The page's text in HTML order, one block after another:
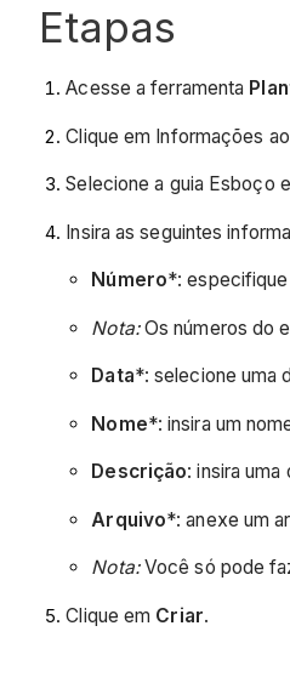
Etapas
Acesse a ferramenta
Clique em Informações
Selecione a guia Esboço
Insira as seguintes
Número*:
Nota:Os números do
Data*: selecione uma
Nome*: insira um
Descrição: insira
Arquivo*: anexe um
Nota:Você só pode
Clique em Criar.